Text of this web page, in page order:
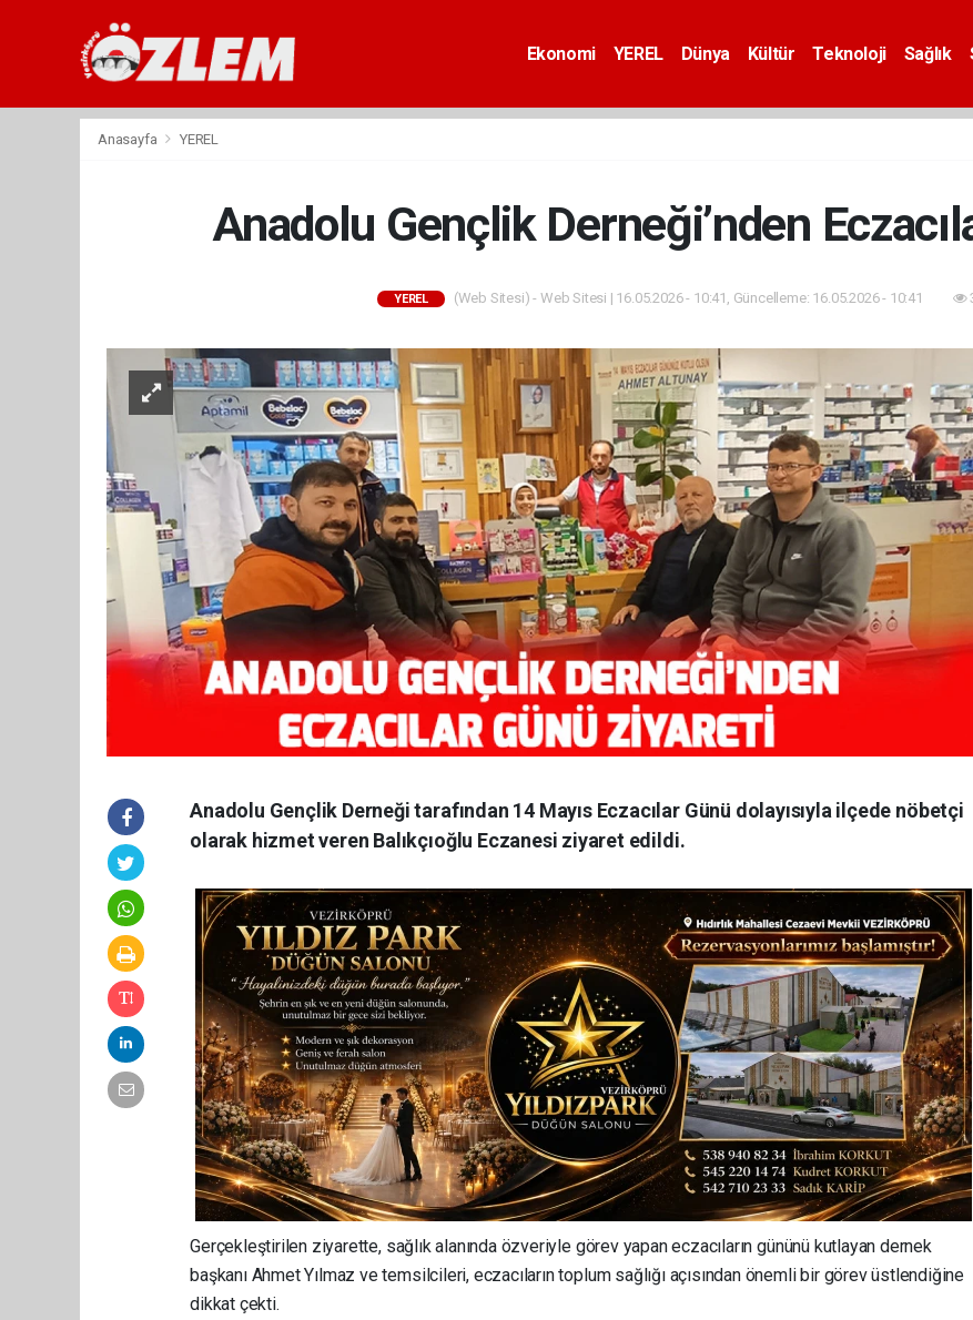
Ekonomi YEREL Dünya Kültür Teknoloji Sağlık
Anasayfa YEREL
Anadolu Gençlik Derneği’nden
YEREL (Web Sitesi) - Web Sitesi | 16.05.2026 - 10:41, Güncelleme: 16.05.2026 - 10:41
Anadolu Gençlik Derneği tarafından 14 Mayıs Eczacılar Günü dolayısıyla ilçede nöbetçi
olarak hizmet veren Balıkçıoğlu Eczanesi ziyaret edildi.
Gerçekleştirilen ziyarette, sağlık alanında özveriyle görev yapan eczacıların gününü kutlayan dernek
başkanı Ahmet Yılmaz ve temsilcileri, eczacıların toplum sağlığı açısından önemli bir görev üstlendiğine
dikkat çekti.